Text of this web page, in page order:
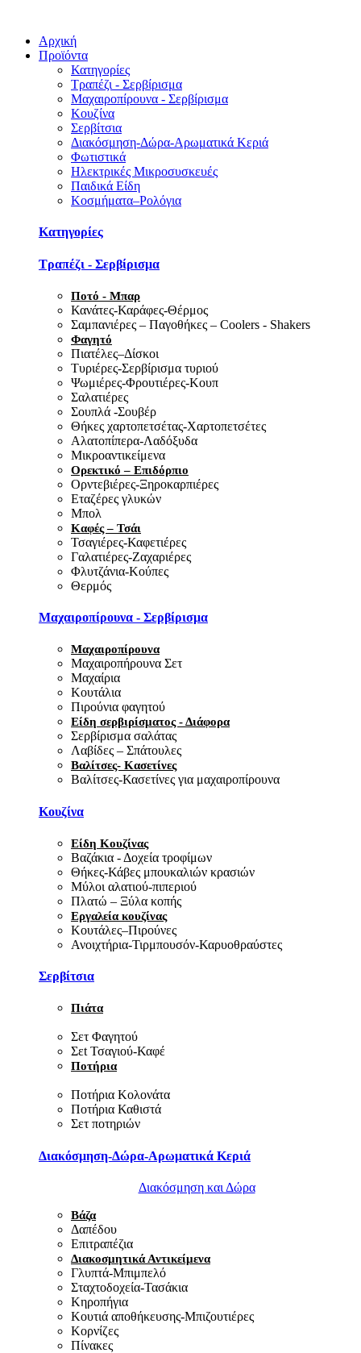
Αρχική
Προϊόντα
Κατηγορίες
Τραπέζι - Σερβίρισμα
Μαχαιροπίρουνα - Σερβίρισμα
Κουζίνα
Σερβίτσια
Διακόσμηση-Δώρα-Αρωματικά Κεριά
Φωτιστικά
Ηλεκτρικές Μικροσυσκευές
Παιδικά Είδη
Κοσμήματα–Ρολόγια
Κατηγορίες
Τραπέζι - Σερβίρισμα
Ποτό - Μπαρ
Κανάτες-Καράφες-Θέρμος
Σαμπανιέρες – Παγοθήκες – Coolers - Shakers
Φαγητό
Πιατέλες–Δίσκοι
Τυριέρες-Σερβίρισμα τυριού
Ψωμιέρες-Φρουτιέρες-Κουπ
Σαλατιέρες
Σουπλά -Σουβέρ
Θήκες χαρτοπετσέτας-Χαρτοπετσέτες
Αλατοπίπερα-Λαδόξυδα
Μικροαντικείμενα
Ορεκτικό – Επιδόρπιο
Ορντεβιέρες-Ξηροκαρπιέρες
Εταζέρες γλυκών
Μπολ
Καφές – Τσάι
Τσαγιέρες-Καφετιέρες
Γαλατιέρες-Ζαχαριέρες
Φλυτζάνια-Κούπες
Θερμός
Μαχαιροπίρουνα - Σερβίρισμα
Μαχαιροπίρουνα
Μαχαιροπήρουνα Σετ
Μαχαίρια
Κουτάλια
Πιρούνια φαγητού
Είδη σερβιρίσματος - Διάφορα
Σερβίρισμα σαλάτας
Λαβίδες – Σπάτουλες
Βαλίτσες- Κασετίνες
Βαλίτσες-Κασετίνες για μαχαιροπίρουνα
Κουζίνα
Είδη Κουζίνας
Βαζάκια - Δοχεία τροφίμων
Θήκες-Κάβες μπουκαλιών κρασιών
Μύλοι αλατιού-πιπεριού
Πλατώ – Ξύλα κοπής
Εργαλεία κουζίνας
Κουτάλες–Πιρούνες
Ανοιχτήρια-Τιρμπουσόν-Καρυοθραύστες
Σερβίτσια
Πιάτα
Σετ Φαγητού
Σεt Τσαγιού-Καφέ
Ποτήρια
Ποτήρια Κολονάτα
Ποτήρια Καθιστά
Σετ ποτηριών
Διακόσμηση-Δώρα-Αρωματικά Κεριά
Διακόσμηση και Δώρα
Βάζα
Δαπέδου
Επιτραπέζια
Διακοσμητικά Αντικείμενα
Γλυπτά-Μπιμπελό
Σταχτοδοχεία-Τασάκια
Κηροπήγια
Κουτιά αποθήκευσης-Μπιζουτιέρες
Κορνίζες
Πίνακες